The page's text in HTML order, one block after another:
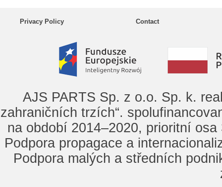
Privacy Policy Contact
AJS PARTS Sp. z o.o. Sp. k.
zahraničních trzích“.
na období 2014–2020, prioritní
Podpora propagace a
Podpora malých a středních